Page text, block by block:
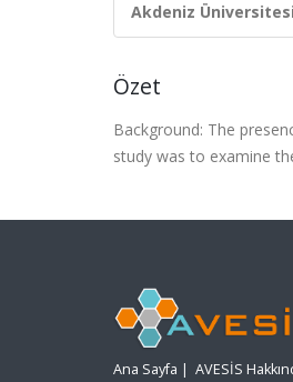
Akdeniz
Özet
Background: The
study was to examine
Ana Sayfa | AVESİS